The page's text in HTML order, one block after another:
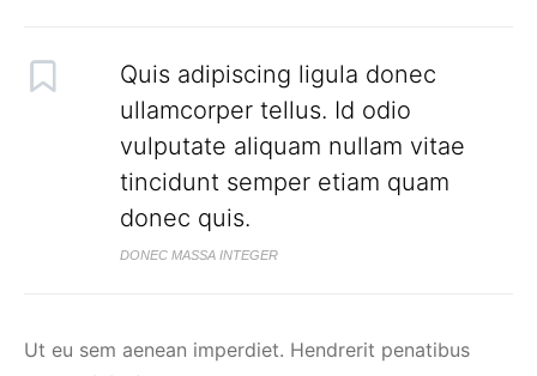
Quis adipiscing ligula donec
ullamcorper tellus. Id odio
vulputate aliquam nullam vitae
tincidunt semper etiam quam
donec quis.
DONEC MASSA INTEGER
Ut eu sem aenean imperdiet. Hendrerit penatibus